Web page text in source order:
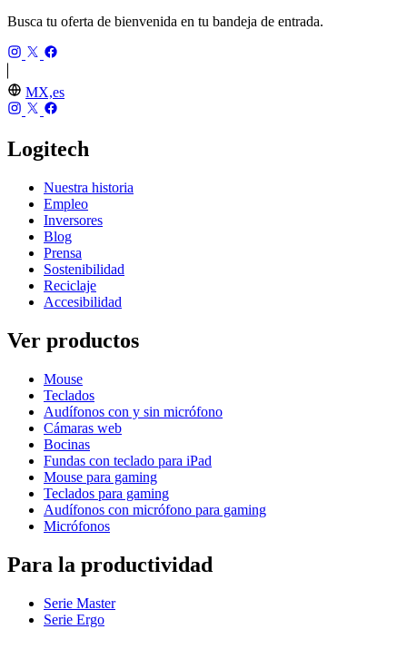
Busca tu oferta de bienvenida en tu bandeja de entrada.
MX,es
Logitech
Nuestra historia
Empleo
Inversores
Blog
Prensa
Sostenibilidad
Reciclaje
Accesibilidad
Ver productos
Mouse
Teclados
Audífonos con y sin micrófono
Cámaras web
Bocinas
Fundas con teclado para iPad
Mouse para gaming
Teclados para gaming
Audífonos con micrófono para gaming
Micrófonos
Para la productividad
Serie Master
Serie Ergo